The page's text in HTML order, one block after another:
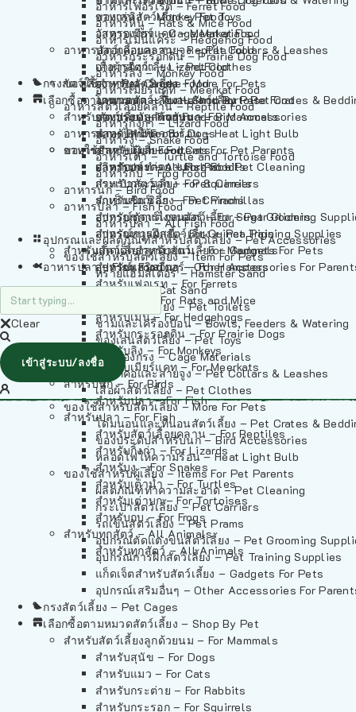
อาหารเฟอร์เร็ต – Ferret Food
อาหารหนู – Rats & Mice Food
อาหารเม่นแคระ – Hedgehog Food
อาหารกระรอกดิน – Prairie Dog Food
อาหารลิง – Monkey Food
อาหารเมียร์แคท – Meerkat Food
อาหารสัตว์เลี้อยคลาน – Reptile Food
อาหารกิ้งก่า – Lizard Food
อาหารงู – Snake Food
อาหารเต่า – Turtle and Tortoise Food
อาหารกบ – Frog Food
อาหารนก – Bird Food
อาหารปลา – Fish Food
อาหารปลา – All Fish Food
อุปกรณและผลิตภัณฑ์สำหรับสัตว์เลี้ยง – Pet Accessories
ของใช้สำหรับสัตว์เลี้ยง – Item For Pets
ทรายแฮมสเตอร์ – Hamster Sand
ทรายแมว – Cat Sand
ห้องน้ำสัตว์เลี้ยง – Pet Toilets
ชามและเครื่องป้อน – Bowls, Feeders & Watering
ของเล่นสัตว์เลี้ยง – Pet Toys
วัสดุรองกรง – Cage Materials
ปลอกคอและสายจูง – Pet Collars & Leashes
เสื้อผ้าสัตว์เลี้ยง – Pet Clothes
ของใช้สำหรับสัตว์เลี้ยง – More For Pets
โดมนอนและที่นอนสัตว์เลี้ยง – Pet Crates &
ของประดับสำหรับนก – Bird Accessories
หลอดไฟให้ความร้อน – Heat Light Bulb
ของใช้สำหรับผู้เลี้ยง – Items For Pet Parents
ผลิตภัณฑ์ทำความสะอาด – Pet Cleaning
กระเป๋าสัตว์เลี้ยง – Pet Carriers
รถเข็นสัตว์เลี้ยง – Pet Prams
อุปกรณ์ตัดแต่งขนสัตว์เลี้ยง – Pet Grooming
อุปกรณ์การฝึกสัตว์เลี้ยง – Pet Training Supplies
แก็ดเจ็ตสำหรับสัตว์เลี้ยง – Gadgets For Pets
อุปกรณ์เสริมอื่นๆ – Other Accessories For
กรงสัตว์เลี้ยง – Pet Cages
เลือกซื้อตามหมวดสัตว์เลี้ยง – Shop By Pet
สำหรับสัตว์เลี้ยงลูกด้วยนม – For Mammals
สำหรับสุนัข – For Dogs
สำหรับแมว – For Cats
สำหรับกระต่าย – For Rabbits
สำหรับกระรอก – For Squirrels
อาหารลิง – Monkey Food
อาหารเมียร์แคท – Meerkat Food
อาหารสัตว์เลี้อยคลาน – Reptile Food
อาหารกิ้งก่า – Lizard Food
อาหารงู – Snake Food
อาหารเต่า – Turtle and Tortoise Food
อาหารกบ – Frog Food
อาหารนก – Bird Food
อาหารปลา – Fish Food
อาหารปลา – All Fish Food
ของเล่นสัตว์เลี้ยง – Pet Toys
วัสดุรองกรง – Cage Materials
ปลอกคอและสายจูง – Pet Collars & Leashes
เสื้อผ้าสัตว์เลี้ยง – Pet Clothes
ของใช้สำหรับสัตว์เลี้ยง – More For Pets
โดมนอนและที่นอนสัตว์เลี้ยง – Pet Crates &
ของประดับสำหรับนก – Bird Accessories
หลอดไฟให้ความร้อน – Heat Light Bulb
ของใช้สำหรับผู้เลี้ยง – Items For Pet Parents
ผลิตภัณฑ์ทำความสะอาด – Pet Cleaning
กระเป๋าสัตว์เลี้ยง – Pet Carriers
รถเข็นสัตว์เลี้ยง – Pet Prams
อุปกรณ์ตัดแต่งขนสัตว์เลี้ยง – Pet Grooming
อุปกรณ์การฝึกสัตว์เลี้ยง – Pet Training Supplies
แก็ดเจ็ตสำหรับสัตว์เลี้ยง – Gadgets For Pets
อุปกรณ์เสริมอื่นๆ – Other Accessories For
กรงสัตว์เลี้ยง – Pet Cages
เลือกซื้อตามหมวดสัตว์เลี้ยง – Shop By Pet
สำหรับสัตว์เลี้ยงลูกด้วยนม – For Mammals
สำหรับสุนัข – For Dogs
สำหรับแมว – For Cats
สำหรับกระต่าย – For Rabbits
สำหรับกระรอก – For Squirrels
สำหรับชินชิล่า – For Chinchillas
สำหรับชูการ์ไกลเดอร์ – For Sugar Gliders
สำหรับหนูแกสบี้ – For Guinea Pigs
สำหรับสัตว์เลี้ยงลูกด้วยนม – For Mammals
สำหรับแฮมสเตอร์ – For Hamsters
สำหรับเฟอเรท – For Ferrets
สำหรับหนู – For Rats and Mice
สำหรับเม่น – For Hedgehogs
สำหรับกระรอกดิน – For Prairie Dogs
สำหรับลิง – For Monkeys
สำหรับเมียร์แคท – For Meerkats
สำหรับนก – For Birds
สำหรับปลา – For Fish
สำหรับปลา – For Fish
สำหรับสัตว์เลื้อยคลาน – For Reptiles
สำหรับกิ้งก่า – For Lizards
สำหรับงู – For Snakes
สำหรับเต่าน้ำ – For Turtles
สำหรับเต่าบก – For Tortoises
สำหรับกบ – For Frogs
สำหรับทุกสัตว์ – All Animals
สำหรับทุกสัตว์ – All Animals
อาหารปลา – Fish Food
Clear
เข้าสู่ระบบ/ลงชื่อ